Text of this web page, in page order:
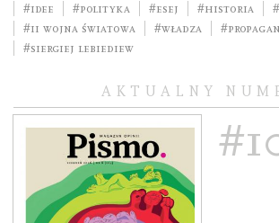
#idee #polityka #esej #historia
#II wojna światowa
#władza
#Siergiej Lebiediew
AKTUALNY